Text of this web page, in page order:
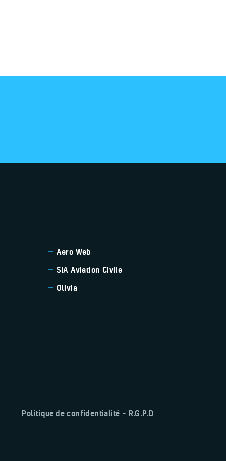
Aero Web
SIA Aviation Civile
Olivia
Politique de confidentialité – R.G.P.D